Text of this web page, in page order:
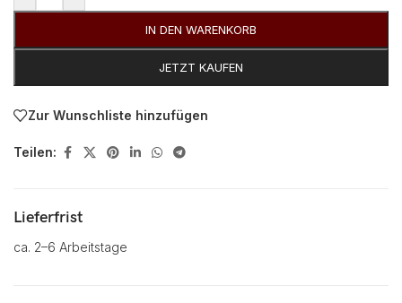
IN DEN WARENKORB
JETZT KAUFEN
Zur Wunschliste hinzufügen
Teilen:
Lieferfrist
ca. 2–6 Arbeitstage